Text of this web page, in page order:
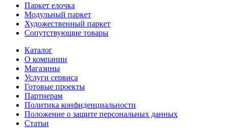
Паркет елочка
Модульный паркет
Художественный паркет
Сопутствующие товары
Каталог
О компании
Магазины
Услуги сервиса
Готовые проекты
Партнерам
Политика конфиденциальности
Положение о защите персональных данных
Статьи